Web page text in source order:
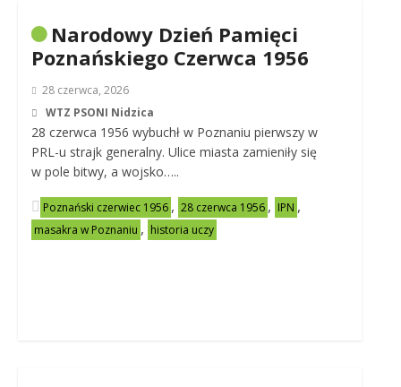
Narodowy Dzień Pamięci
Poznańskiego Czerwca 1956
28 czerwca, 2026
WTZ PSONI Nidzica
28 czerwca 1956 wybuchł w Poznaniu pierwszy w
PRL-u strajk generalny. Ulice miasta zamieniły się
w pole bitwy, a wojsko…..
Poznański czerwiec 1956 , 28 czerwca 1956 , IPN ,
masakra w Poznaniu , historia uczy